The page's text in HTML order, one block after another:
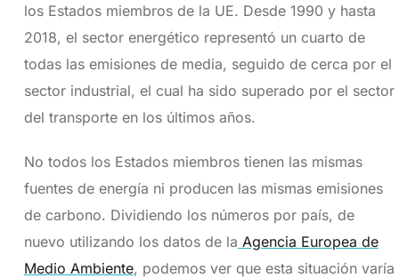
los Estados miembros de la UE. Desde 1990 y hasta
2018, el sector energético representó un cuarto de
todas las emisiones de media, seguido de cerca por el
sector industrial, el cual ha sido superado por el sector
del transporte en los últimos años.
No todos los Estados miembros tienen las mismas
fuentes de energía ni producen las mismas emisiones
de carbono. Dividiendo los números por país, de
nuevo utilizando los datos de la Agencia Europea de
Medio Ambiente, podemos ver que esta situación varía